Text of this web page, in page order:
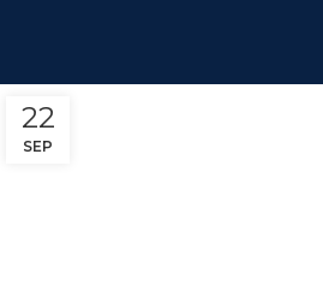
22
SEP